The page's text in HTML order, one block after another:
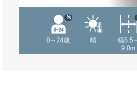
0～24歳
他
晴
幅5.5
9.0m